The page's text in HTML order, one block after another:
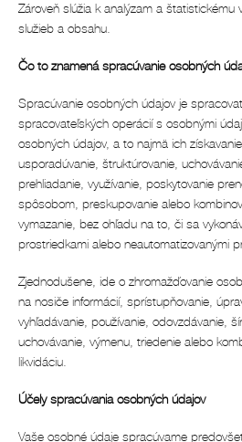
Zároveň slúžia k analýzam a štatistickému
služieb a obsahu.
Čo to znamená spracúvanie osobných
Spracúvanie osobných údajov je
spracovateľských operácií s osobnými
osobných údajov, a to najmä ich
usporadúvanie, štruktúrovanie,
prehliadanie, využívanie, poskytovanie
spôsobom, preskupovanie alebo
vymazanie, bez ohľadu na to, či sa
prostriedkami alebo neautomatizovanými
Zjednodušene, ide o zhromažďovanie
na nosiče informácií, sprístupňovanie,
vyhľadávanie, používanie, odovzdávanie,
uchovávanie, výmenu, triedenie alebo
likvidáciu.
Účely spracúvania osobných údajov
Vaše osobné údaje spracúvame